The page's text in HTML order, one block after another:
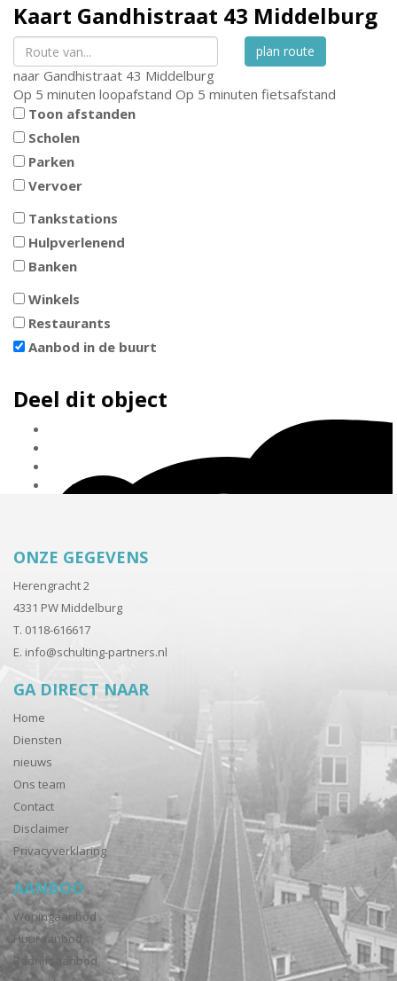
Kaart Gandhistraat 43 Middelburg
plan route
naar Gandhistraat 43 Middelburg
Op 5 minuten loopafstand Op 5 minuten fietsafstand
Toon afstanden
Scholen
Parken
Vervoer
Tankstations
Hulpverlenend
Banken
Winkels
Restaurants
Aanbod in de buurt
Deel dit object
ONZE GEGEVENS
Herengracht 2
4331 PW Middelburg
T. 0118-616617
E. info@schulting-partners.nl
GA DIRECT NAAR
Home
Diensten
nieuws
Ons team
Contact
Disclaimer
Privacyverklaring
AANBOD
Woningaanbod
Huuraanbod
Bedrijfsaanbod